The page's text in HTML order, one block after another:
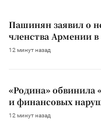
Пашинян заявил о
членства Армении
12 минут назад
«Родина» обвинила
и финансовых
12 минут назад